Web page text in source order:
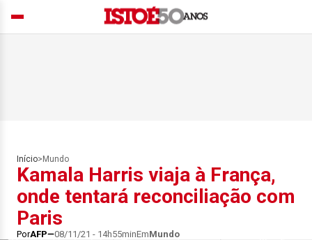
Início> Mundo
Kamala Harris viaja à França,
onde tentará reconciliação com
Paris
PorAFP 08/11/21 - 14h55minEmMundo